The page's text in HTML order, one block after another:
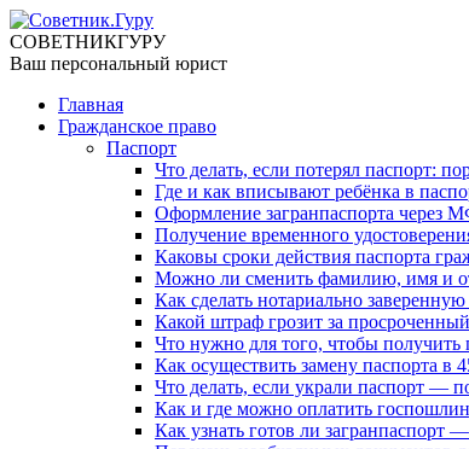
СОВЕТНИКГУРУ
Ваш персональный юрист
Главная
Гражданское право
Паспорт
Что делать, если потерял паспорт:
Где и как вписывают ребёнка в
Оформление загранпаспорта
Получение временного
Каковы сроки действия паспорта
Можно ли сменить фамилию, имя и
Как сделать нотариально
Какой штраф грозит за
Что нужно для того, чтобы получить
Как осуществить замену паспорта в
Что делать, если украли паспорт —
Как и где можно оплатить
Как узнать готов ли загранпаспорт